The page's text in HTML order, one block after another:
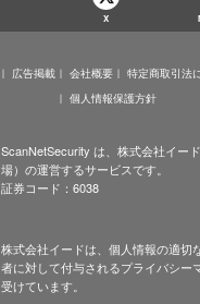
X
広告掲載 会社概要
特定商取引法
個人情報保護方針
ScanNetSecurity は、株式会社イー
場）の運営するサービスです。
証券コード：6038
株式会社イードは、個人情報の適切
者に対して付与されるプライバシー
受けています。